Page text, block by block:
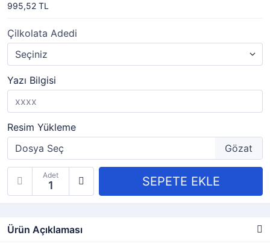
995,52 TL
Çilkolata Adedi
Yazı Bilgisi
Resim Yükleme
Adet
Ürün Açıklaması